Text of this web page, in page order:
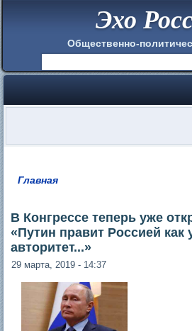
Эхо
Общественно-
Главная
В Конгрессе теперь уже
«Путин правит Россией как
авторитет...»
29 марта, 2019 - 14:37